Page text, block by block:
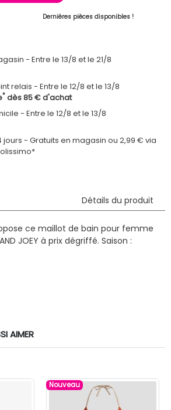
Dernières pièces disponibles !
Entre le 13/8 et le 21/8
relais
Entre le 12/8 et le 13/8
* dès 85 € d'achat
Entre le 12/8 et le 13/8
jours - Gratuits en magasin ou 2,99 € via
Détails du produit
ce maillot de bain pour femme
JOEY à prix dégriffé. Saison :
AIMER
Nouveau